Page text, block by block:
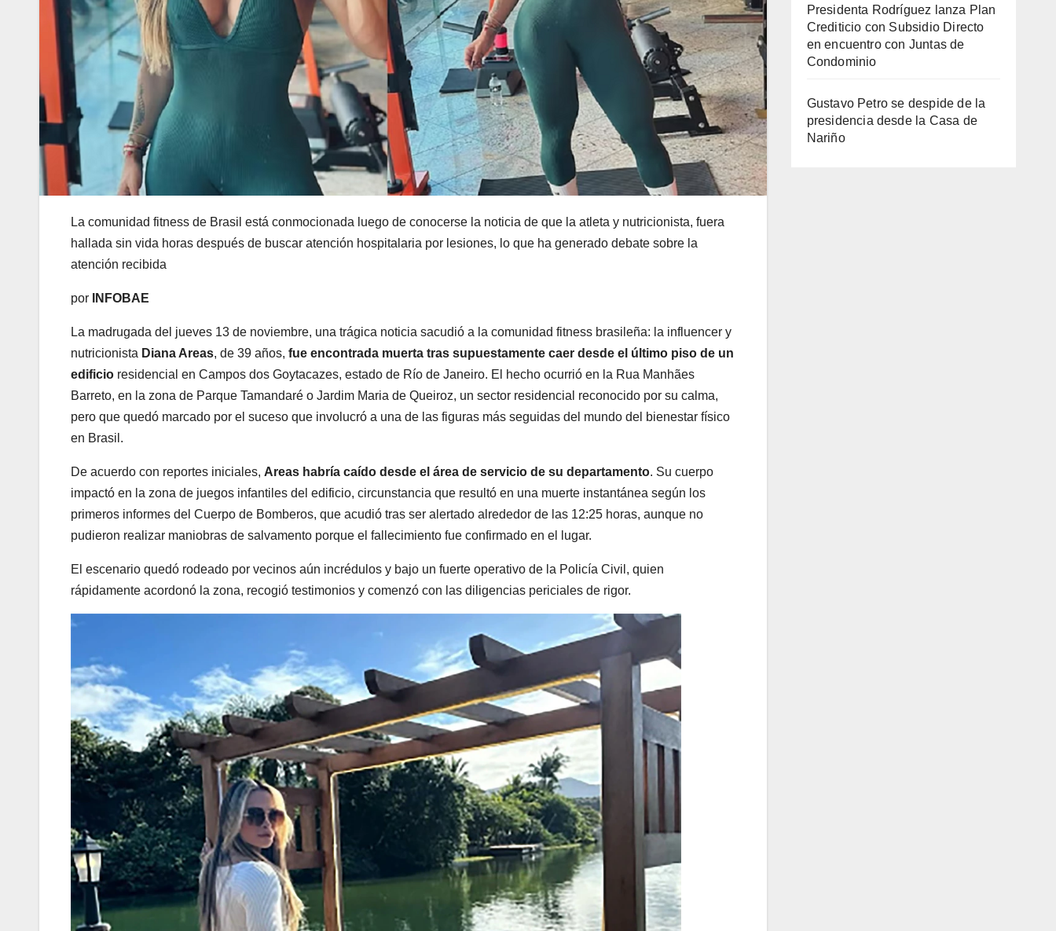
La comunidad fitness de Brasil está conmocionada luego de conocerse la noticia de que la atleta y nutricionista, fuera
hallada sin vida horas después de buscar atención hospitalaria por lesiones, lo que ha generado debate sobre la
atención recibida
por INFOBAE
La madrugada del jueves 13 de noviembre, una trágica noticia sacudió a la comunidad fitness brasileña: la influencer y
nutricionista Diana Areas, de 39 años, fue encontrada muerta tras supuestamente caer desde el último piso de un
edificio residencial en Campos dos Goytacazes, estado de Río de Janeiro. El hecho ocurrió en la Rua Manhães
Barreto, en la zona de Parque Tamandaré o Jardim Maria de Queiroz, un sector residencial reconocido por su calma,
pero que quedó marcado por el suceso que involucró a una de las figuras más seguidas del mundo del bienestar físico
en Brasil.
De acuerdo con reportes iniciales, Areas habría caído desde el área de servicio de su departamento. Su cuerpo
impactó en la zona de juegos infantiles del edificio, circunstancia que resultó en una muerte instantánea según los
primeros informes del Cuerpo de Bomberos, que acudió tras ser alertado alrededor de las 12:25 horas, aunque no
pudieron realizar maniobras de salvamento porque el fallecimiento fue confirmado en el lugar.
El escenario quedó rodeado por vecinos aún incrédulos y bajo un fuerte operativo de la Policía Civil, quien
rápidamente acordonó la zona, recogió testimonios y comenzó con las diligencias periciales de rigor.
Presidenta Rodríguez lanza Plan
Crediticio con Subsidio Directo
en encuentro con Juntas de
Condominio
Gustavo Petro se despide de la
presidencia desde la Casa de
Nariño